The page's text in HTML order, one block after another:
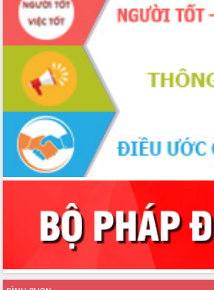
đai
Ứng dụng sinh trắc học - Bước tiến
trong hành trình chuyển đổi số tại Đắk
Đắk Lắk nâng cao hiệu quả công tác
Đảng từ Sổ tay đảng viên điện tử
Đắk Lắk đẩy mạnh nuôi biển công
nghệ, hướng tới phát triển thủy sản
bền vững
Tập huấn nâng cao năng lực triển khai
chuyển đổi số cho cán bộ, công chức
cấp xã
Đắk Lắk phát động hưởng ứng Ngày
Quyền của người tiêu dùng Việt Nam
Đẩy mạnh cải cách hành chính, quyết
tâm đạt được mục tiêu tăng trưởng
hai con số trong năm 2026
Tổ chức trang trọng Lễ hội Đền thờ